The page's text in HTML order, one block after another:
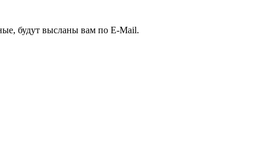
будут высланы вам по E-Mail.